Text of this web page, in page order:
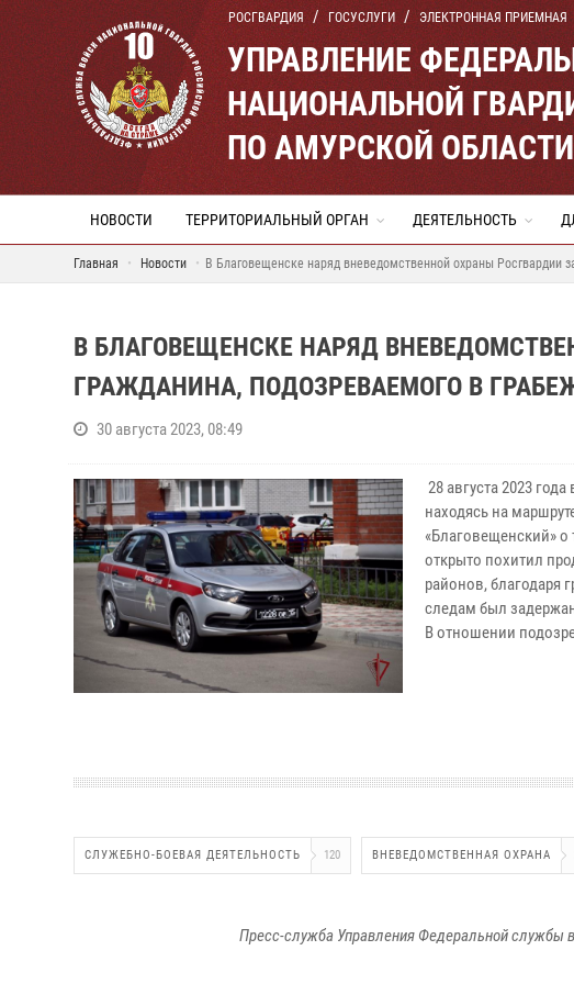
РОСГВАРДИЯ ГОСУСЛУГИ ЭЛЕКТРОННАЯ ПРИЕМНАЯ
УПРАВЛЕНИЕ
НАЦИОНАЛЬНОЙ
ПО АМУРСКОЙ ОБЛАСТИ
НОВОСТИ ТЕРРИТОРИАЛЬНЫЙ ОРГАН ДЕЯТЕЛЬНОСТЬ
Главная Новости В Благовещенске наряд вневедомственной охраны Росгвардии
В БЛАГОВЕЩЕНСКЕ НАРЯД
ГРАЖДАНИНА, ПОДОЗРЕВАЕМОГО В
30 августа 2023, 08:49
28 августа 2023
находясь на
«Благовещенский»
открыто похитил
районов, благодаря
следам был
В отношении
СЛУЖЕБНО-БОЕВАЯ ДЕЯТЕЛЬНОСТЬ 120 ВНЕВЕДОМСТВЕННАЯ ОХРАНА
Пресс-служба Управления Федеральной службы